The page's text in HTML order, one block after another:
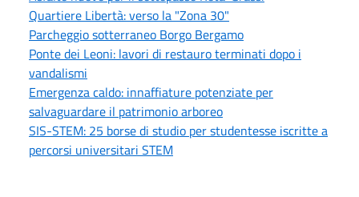
Quartiere Libertà: verso la "Zona 30"
Parcheggio sotterraneo Borgo Bergamo
Ponte dei Leoni: lavori di restauro terminati dopo i
vandalismi
Emergenza caldo: innaffiature potenziate per
salvaguardare il patrimonio arboreo
SIS-STEM: 25 borse di studio per studentesse iscritte a
percorsi universitari STEM